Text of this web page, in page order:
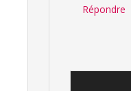
Répondre